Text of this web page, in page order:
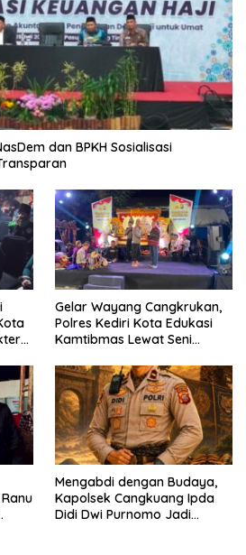
dan BPKH Sosialisasi
Gelar Wayang Cangkrukan,
Polres Kediri Kota Edukasi
Kamtibmas Lewat Seni
Mengabdi dengan Budaya,
Kapolsek Cangkuang Ipda
Didi Dwi Purnomo Jadi